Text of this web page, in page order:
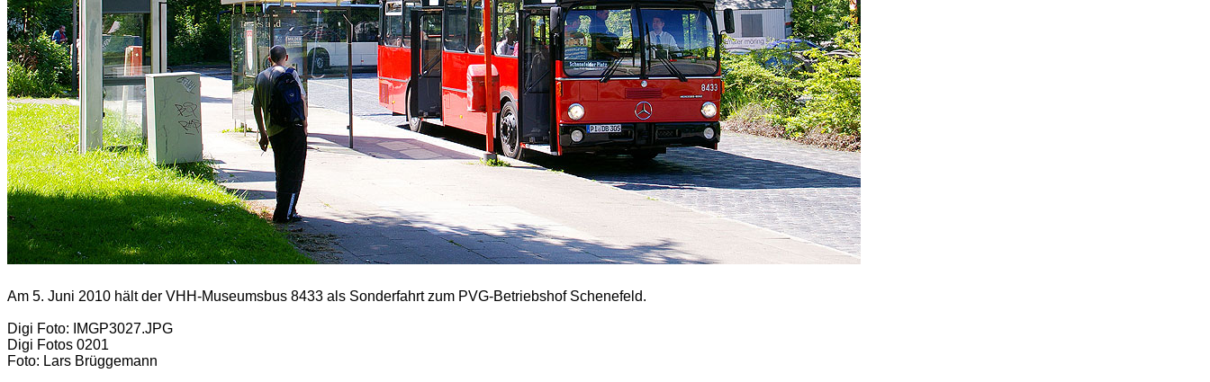
Am 5. Juni 2010 hält der VHH-Museumsbus 8433 als Sonderfahrt zum PVG-Betriebshof Schenefeld.
Digi Foto: IMGP3027.JPG
Digi Fotos 0201
Foto: Lars Brüggemann